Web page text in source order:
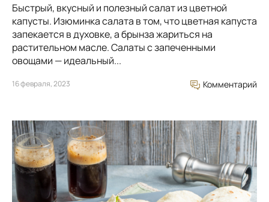
Быстрый, вкусный и полезный салат из цветной
капусты. Изюминка салата в том, что цветная капуста
запекается в духовке, а брынза жариться на
растительном масле. Салаты с запеченными
овощами — идеальный...
16 февраля, 2023 Комментарий